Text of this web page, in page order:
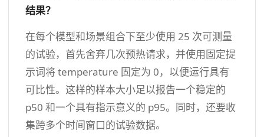
结果？
在每个模型和场景组合下至少使用 25 次可测量
的试验，首先舍弃几次预热请求，并使用固定提
示词将 temperature 固定为 0，以便运行具有
可比性。这样的样本大小足以报告一个稳定的
p50 和一个具有指示意义的 p95。同时，还要收
集跨多个时间窗口的试验数据。